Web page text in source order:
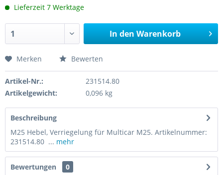
Lieferzeit 7 Werktage
In den Warenkorb
Merken Bewerten
Artikel-Nr.:
231514.80
Artikelgewicht:
0,096 kg
Beschreibung
M25 Hebel, Verriegelung für Multicar M25. Artikelnummer:
231514.80 ... mehr
Bewertungen
0